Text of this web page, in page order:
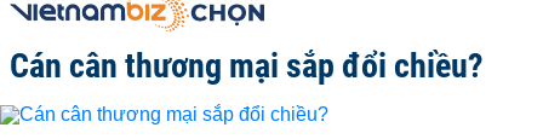
Cán cân thương mại sắp đổi chiều?